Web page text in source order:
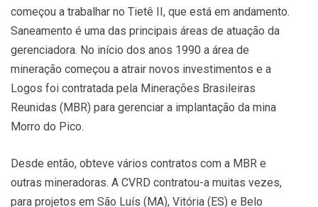
começou a trabalhar no Tietê II, que está em andamento.
Saneamento é uma das principais áreas de atuação da
gerenciadora. No início dos anos 1990 a área de
mineração começou a atrair novos investimentos e a
Logos foi contratada pela Minerações Brasileiras
Reunidas (MBR) para gerenciar a implantação da mina
Morro do Pico.
Desde então, obteve vários contratos com a MBR e
outras mineradoras. A CVRD contratou-a muitas vezes,
para projetos em São Luís (MA), Vitória (ES) e Belo